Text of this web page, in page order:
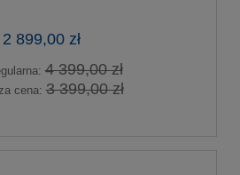
2 899,00 zł
4 399,00 zł
cena:3 399,00 zł